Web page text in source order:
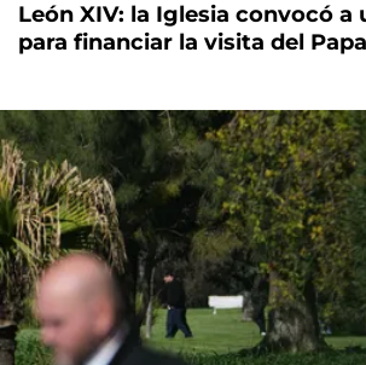
León XIV: la Iglesia convocó a
para financiar la visita del Papa